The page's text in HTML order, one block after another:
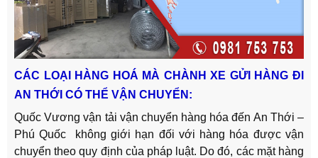
CÁC LOẠI HÀNG HOÁ MÀ CHÀNH XE GỬI HÀNG ĐI
AN THỚI CÓ THỂ VẬN CHUYỂN:
Quốc Vương vận tải vận chuyển hàng hóa đến An Thới –
Phú Quốc không giới hạn đối với hàng hóa được vận
chuyển theo quy định của pháp luật. Do đó, các mặt hàng